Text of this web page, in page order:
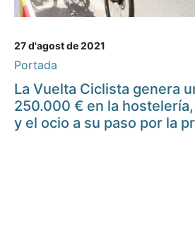
27 d'agost de 2021
Portada
La Vuelta Ciclista genera
250.000 € en la
y el ocio a su paso por la